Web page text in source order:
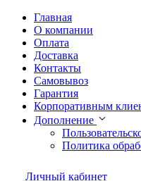
Главная
О компании
Оплата
Доставка
Контакты
Самовывоз
Гарантия
Корпоративным
Дополнение
Политика
Личный кабинет